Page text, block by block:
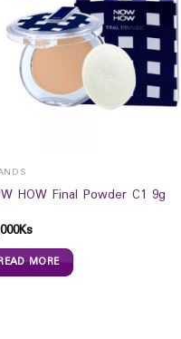
HOW Final Powder C1 9g
Ks
MORE